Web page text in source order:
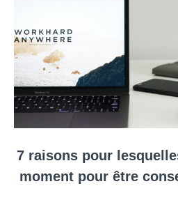
7 raisons pour
moment pour être